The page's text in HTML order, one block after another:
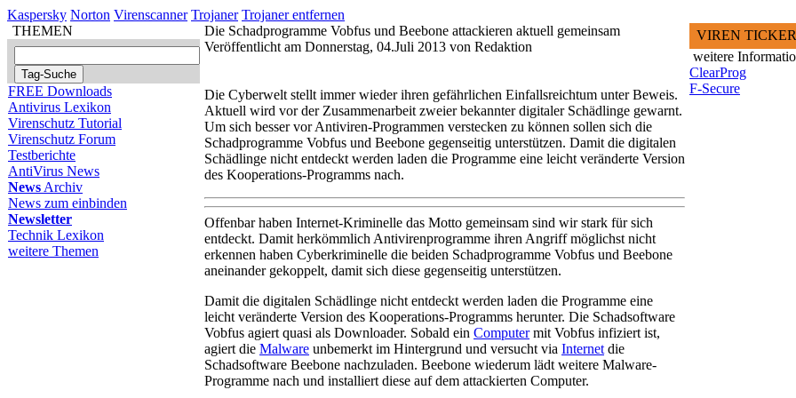
Kaspersky Norton Virenscanner Trojaner Trojaner entfernen
THEMEN
FREE Downloads
Antivirus Lexikon
Virenschutz Tutorial
Virenschutz Forum
Testberichte
AntiVirus News
News Archiv
News zum einbinden
Newsletter
Technik Lexikon
weitere Themen
Die Schadprogramme Vobfus und Beebone attackieren aktuell gemeinsam
Veröffentlicht am Donnerstag, 04.Juli 2013 von Redaktion
Die Cyberwelt stellt immer wieder ihren gefährlichen Einfallsreichtum unter Beweis.
Aktuell wird vor der Zusammenarbeit zweier bekannter digitaler Schädlinge gewarnt.
Um sich besser vor Antiviren-Programmen verstecken zu können sollen sich die
Schadprogramme Vobfus und Beebone gegenseitig unterstützen. Damit die digitalen
Schädlinge nicht entdeckt werden laden die Programme eine leicht veränderte Version
des Kooperations-Programms nach.
Offenbar haben Internet-Kriminelle das Motto gemeinsam sind wir stark für sich
entdeckt. Damit herkömmlich Antivirenprogramme ihren Angriff möglichst nicht
erkennen haben Cyberkriminelle die beiden Schadprogramme Vobfus und Beebone
aneinander gekoppelt, damit sich diese gegenseitig unterstützen.
Damit die digitalen Schädlinge nicht entdeckt werden laden die Programme eine
leicht veränderte Version des Kooperations-Programms herunter. Die Schadsoftware
Vobfus agiert quasi als Downloader. Sobald ein Computermit Vobfus infiziert ist,
agiert die Malware unbemerkt im Hintergrund und versucht via Internet die
Schadsoftware Beebone nachzuladen. Beebone wiederum lädt weitere Malware-
Programme nach und installiert diese auf dem attackierten Computer.
VIREN TICKER
weitere
ClearProg
F-Secure